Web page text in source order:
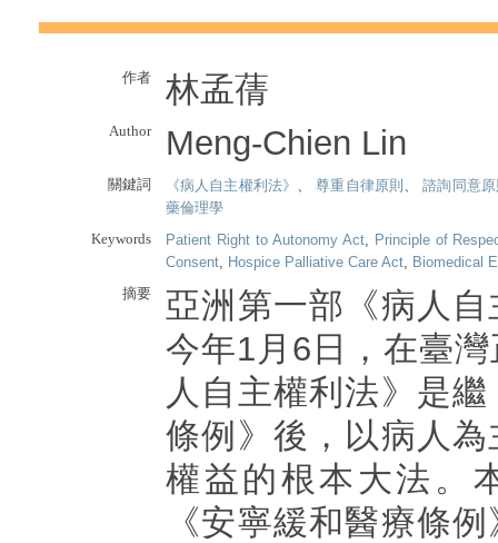
作者 林孟蒨
Author Meng-Chien Lin
關鍵詞 《病人自主權利法》 、尊重自律原則 、諮詢同意
藥倫理學
Keywords
Patient Right to Autonomy Act, Principle of
Consent, Hospice Palliative Care Act, Biomedical
摘要
亞洲第一部《病人
今年1月6日，在臺
人自主權利法》是
條例》後，以病人
權益的根本大法。
《安寧緩和醫療條